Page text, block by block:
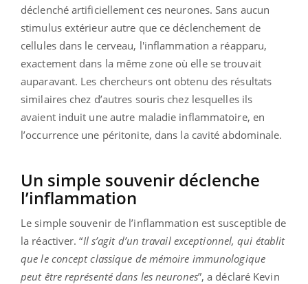
déclenché artificiellement ces neurones. Sans aucun
stimulus extérieur autre que ce déclenchement de
cellules dans le cerveau, l'inflammation a réapparu,
exactement dans la même zone où elle se trouvait
auparavant. Les chercheurs ont obtenu des résultats
similaires chez d’autres souris chez lesquelles ils
avaient induit une autre maladie inflammatoire, en
l’occurrence une péritonite, dans la cavité abdominale.
Un simple souvenir déclenche
l’inflammation
Le simple souvenir de l’inflammation est susceptible de
la réactiver. “Il s’agit d’un travail exceptionnel, qui établit
que le concept classique de mémoire immunologique
peut être représenté dans les neurones”, a déclaré Kevin